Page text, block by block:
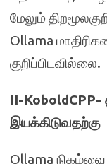
மேலும்
Ollama
குறிப்பிடவில்லை.
II-KoboldCPP-
இயக்கிடுவதற்கு
Ollama